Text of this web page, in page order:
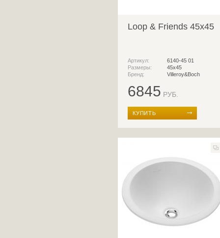
Loop & Friends 45x45
Артикул:
6140-45 01
Размеры:
45х45
Бренд:
Villeroy&Boch
6845 РУБ.
КУПИТЬ